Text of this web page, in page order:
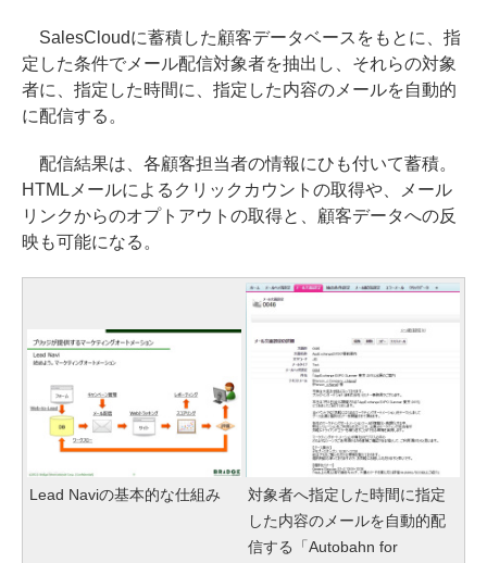
SalesCloudに蓄積した顧客データベースをもとに、指
定した条件でメール配信対象者を抽出し、それらの対象
者に、指定した時間に、指定した内容のメールを自動的
に配信する。
配信結果は、各顧客担当者の情報にひも付いて蓄積。
HTMLメールによるクリックカウントの取得や、メール
リンクからのオプトアウトの取得と、顧客データへの反
映も可能になる。
Lead Naviの基本的な仕組み
対象者へ指定した時間に指定
した内容のメールを自動的配
信する「Autobahn for